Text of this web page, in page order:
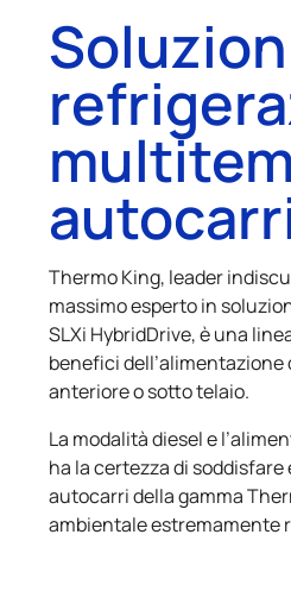
Thermo King, leader
massimo esperto in
SLXi HybridDrive, è una
benefici
anteriore o sotto telaio.
La modalità diesel e
ha la certezza di
autocarri della gamma
ambientale estremamente